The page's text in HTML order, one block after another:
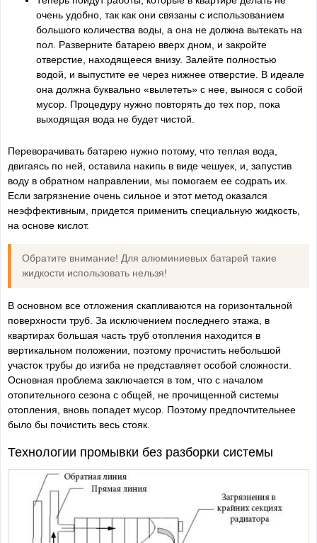
очень удобно, так как они связаны с использованием
большого количества воды, а она не должна вытекать на
пол. Разверните батарею вверх дном, и закройте
отверстие, находящееся внизу. Залейте полностью
водой, и выпустите ее через нижнее отверстие. В идеале
она должна буквально «вылететь» с нее, вынося с собой
мусор. Процедуру нужно повторять до тех пор, пока
выходящая вода не будет чистой.
Переворачивать батарею нужно потому, что теплая вода,
двигаясь по ней, оставила накипь в виде чешуек, и, запустив
воду в обратном направлении, мы помогаем ее содрать их.
Если загрязнение очень сильное и этот метод оказался
неэффективным, придется применить специальную жидкость,
на основе кислот.
Обратите внимание! Для алюминиевых батарей такие
жидкости использовать нельзя!
В основном все отложения скапливаются на горизонтальной
поверхности труб. За исключением последнего этажа, в
квартирах большая часть труб отопления находится в
вертикальном положении, поэтому прочистить небольшой
участок трубы до изгиба не представляет особой сложности.
Основная проблема заключается в том, что с началом
отопительного сезона с общей, не прочищенной системы
отопления, вновь попадет мусор. Поэтому предпочтительнее
было бы почистить весь стояк.
Технологии промывки без разборки системы